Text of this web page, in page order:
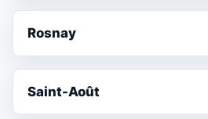
Rosnay
Saint-Août